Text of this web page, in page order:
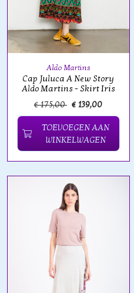
Aldo Martins
Cap Juluca A New Story
Aldo Martins - Skirt Iris
€ 175,00 € 139,00
TOEVOEGEN AAN
WINKELWAGEN